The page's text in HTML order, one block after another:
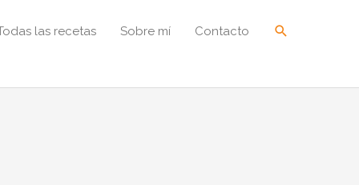
las recetas Sobre mí Contacto Buscar